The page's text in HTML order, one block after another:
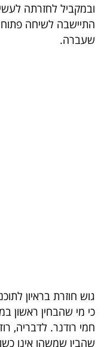
ספורט
קריירה
5
המילון
הכלכלי
ובמקביל לחזרתה
התיישבה לשיחה
שעברה.
גוש חוזרת בראיון
כי מי שהבחין ראשון
חמי רודנר. לדבריה,
שהבין שמשהו אינו